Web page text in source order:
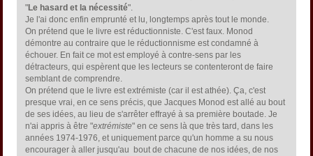
"Le hasard et la nécessité".
Je l'ai donc enfin emprunté et lu, longtemps après tout le monde.
On prétend que le livre est réductionniste. C'est faux. Monod
démontre au contraire que le réductionnisme est condamné à
échouer. En fait ce mot est employé à contre-sens par les
détracteurs, qui espèrent que les lecteurs se contenteront de faire
semblant de comprendre.
On prétend que le livre est extrémiste (car il est athée). Ça, c'est
presque vrai, en ce sens précis, que Jacques Monod est allé au bout
de ses idées, au lieu de s'arrêter effrayé à sa première boutade. Je
n'ai appris à être "extrémiste" en ce sens là que très tard, dans les
années 1974-1976, et uniquement parce qu'un homme a su nous
encourager à aller jusqu'au bout de chacune de nos idées, de nos